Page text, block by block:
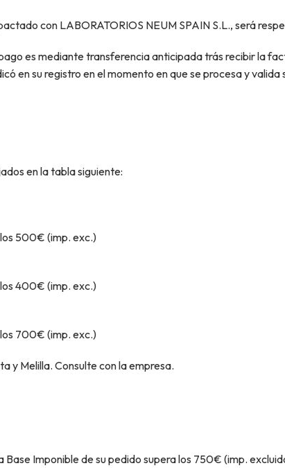
con LABORATORIOS NEUM SPAIN S.L., será
es mediante transferencia anticipada trás recibir la
en su registro en el momento en que se procesa y
en la tabla siguiente:
los 500€ (imp. exc.)
los 400€ (imp. exc.)
los 700€ (imp. exc.)
y Melilla. Consulte con la empresa.
Base Imponible de su pedido supera los 750€ (imp.